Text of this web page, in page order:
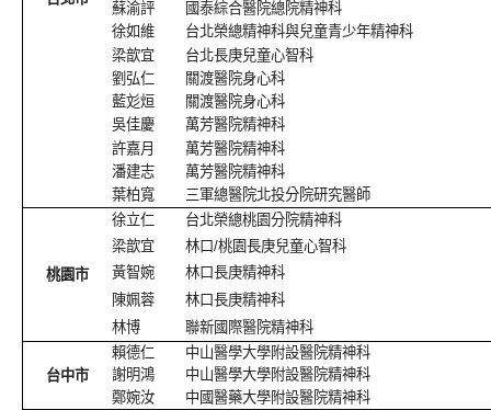
蘇渝評
國泰綜合醫院總院精神科
徐如維
台北榮總精神科與兒童青少年精神科
梁歆宜
台北長庚兒童心智科
劉弘仁
關渡醫院身心科
藍彣烜
關渡醫院身心科
吳佳慶
萬芳醫院精神科
許嘉月
萬芳醫院精神科
潘建志
萬芳醫院精神科
葉柏寬
三軍總醫院北投分院研究醫師
桃園市
徐立仁
台北榮總桃園分院精神科
梁歆宜
林口/桃園長庚兒童心智科
黃智婉
林口長庚精神科
陳姵蓉
林口長庚精神科
林博
聯新國際醫院精神科
台中市
賴德仁
中山醫學大學附設醫院精神科
謝明鴻
中山醫學大學附設醫院精神科
鄭婉汝
中國醫藥大學附設醫院精神科